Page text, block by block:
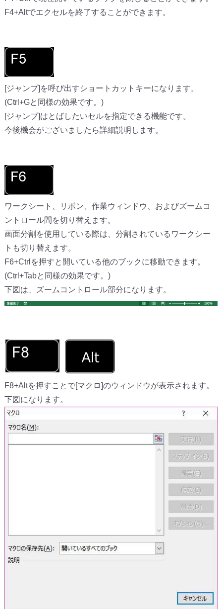
F4+Altでエクセルを終了することができます。
[ジャンプ]を呼び出すショートカットキーになります。
(Ctrl+Gと同様の効果です。)
[ジャンプ]はとばしたいセルを指定できる機能です。
今後機会がございましたら詳細説明します。
ワークシート、リボン、作業ウィンドウ、およびズームコ
ントロール間を切り替えます。
画面分割を使用している際は、分割されているワークシー
トも切り替えます。
F6+Ctrlを押すと開いている他のブックに移動できます。
(Ctrl+Tabと同様の効果です。)
下図は、ズームコントロール部分になります。
F8+Altを押すことで[マクロ]のウィンドウが表示されます。
下図になります。